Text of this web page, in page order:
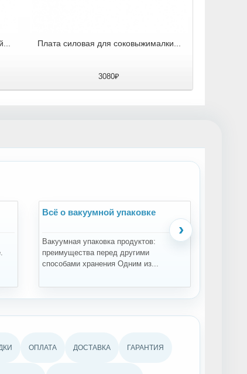
Плата силовая для соковыжималки...
3080₽
›
Всё о вакуумной упаковке
Вакуумная упаковка продуктов:
преимущества перед другими
способами хранения Одним из...
ОПЛАТА ДОСТАВКА ГАРАНТИЯ